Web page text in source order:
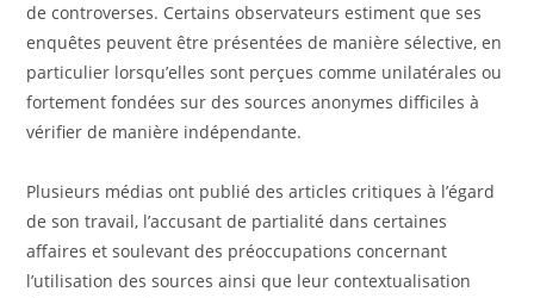
de controverses. Certains observateurs estiment que ses
enquêtes peuvent être présentées de manière sélective, en
particulier lorsqu’elles sont perçues comme unilatérales ou
fortement fondées sur des sources anonymes difficiles à
vérifier de manière indépendante.
Plusieurs médias ont publié des articles critiques à l’égard
de son travail, l’accusant de partialité dans certaines
affaires et soulevant des préoccupations concernant
l’utilisation des sources ainsi que leur contextualisation